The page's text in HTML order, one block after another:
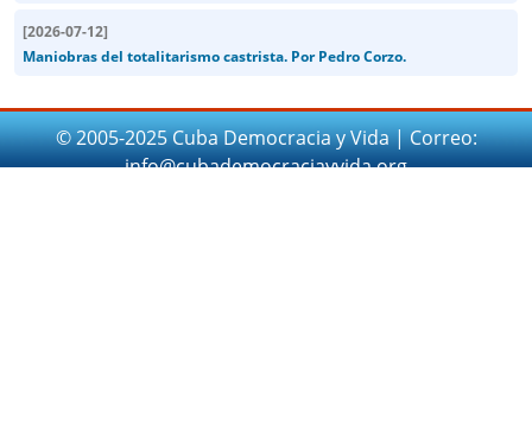
[2026-07-12]
Maniobras del totalitarismo castrista. Por Pedro Corzo.
© 2005-2025 Cuba Democracia y Vida | Correo:
info@cubademocraciayvida.org